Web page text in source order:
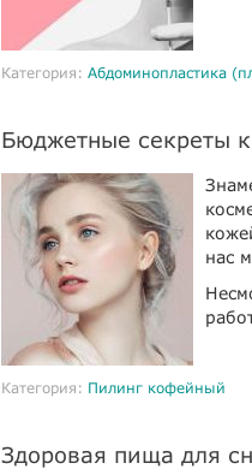
Категория: Абдоминопластика
Бюджетные секреты
нас
Категория: Пилинг кофейный
Здоровая пища для